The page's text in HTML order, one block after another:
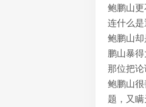
鲍鹏山
连什么
鲍鹏山
鹏山暴
那位把论
鲍鹏山
题，又瞒